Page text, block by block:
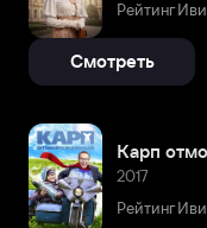
Рейтинг
Смотреть
Карп
2017
Рейтинг